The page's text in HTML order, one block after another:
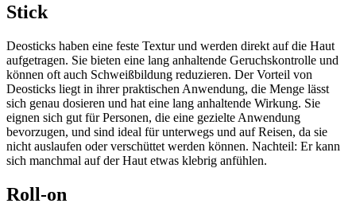
Stick
Deosticks haben eine feste Textur und werden direkt auf die Haut
aufgetragen. Sie bieten eine lang anhaltende Geruchskontrolle und
können oft auch Schweißbildung reduzieren. Der Vorteil von
Deosticks liegt in ihrer praktischen Anwendung, die Menge lässt
sich genau dosieren und hat eine lang anhaltende Wirkung. Sie
eignen sich gut für Personen, die eine gezielte Anwendung
bevorzugen, und sind ideal für unterwegs und auf Reisen, da sie
nicht auslaufen oder verschüttet werden können. Nachteil: Er kann
sich manchmal auf der Haut etwas klebrig anfühlen.
Roll-on